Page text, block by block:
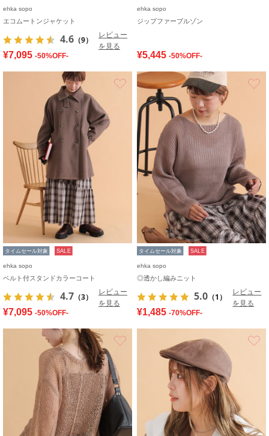
ehka sopo
エコムートンジャケット
4.6 （9）
レビュー
を見る
¥7,095 -50%OFF-
ehka sopo
ジップファーブルゾン
¥5,445 -50%OFF-
お気に入り
タイムセール対象 SALE
ehka sopo
ベルト付スタンドカラーコート
4.7 （3）
レビュー
を見る
¥7,095 -50%OFF-
タイムセール対象 SALE
ehka sopo
◎透かし編みニット
5.0 （1）
レビュー
を見る
¥1,485 -70%OFF-